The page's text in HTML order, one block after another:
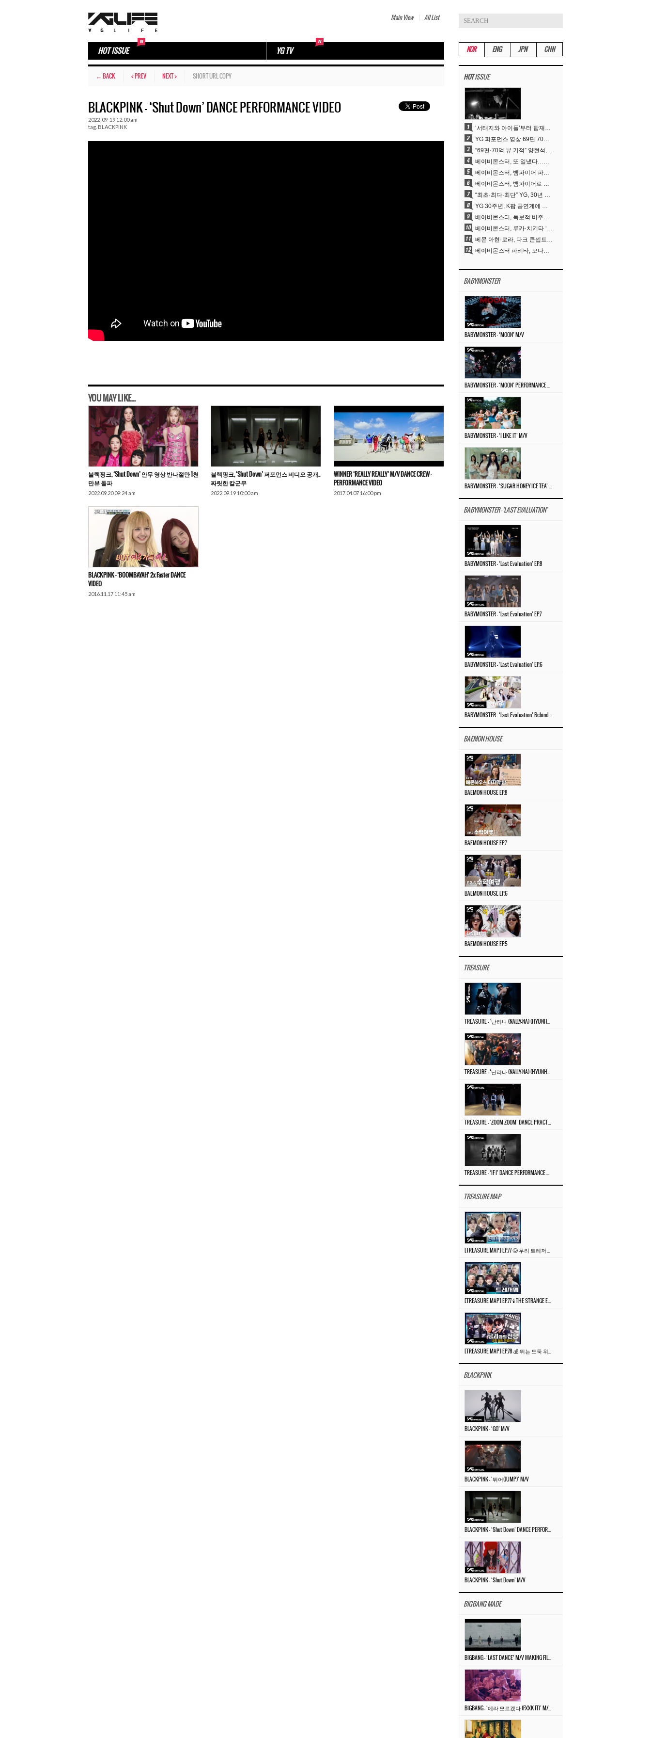
Main View All List
HOT ISSUE YG TV
← BACK < PREV NEXT > SHORT URL COPY
BLACKPINK – ‘Shut Down’ DANCE PERFORMANCE VIDEO
2022-09-19 12:00 am
tag. BLACKPINK
YOU MAY LIKE...
블랙핑크, ‘Shut Down’ 안무 영상 반나절만 1천
만뷰 돌파
2022.09.20 09:24 am
블랙핑크, ‘Shut Down’ 퍼포먼스 비디오 공개..
짜릿한 칼군무
2022.09.19 10:00 am
WINNER ‘REALLY REALLY’ M/V DANCE CREW –
PERFORMANCE VIDEO
2017.04.07 16:00 pm
BLACKPINK – ‘BOOMBAYAH’ 2x Faster DANCE
VIDEO
2016.11.17 11:45 am
KOR ENG JPN CHN
HOTISSUE
‘서태지와 아이들’부터 탑재한 안무DNA…양현석, YG 퍼포먼스 비디오 70억 뷰 신화의 시작
YG 퍼포먼스 영상 69편 70억뷰…양현석 제작 철학 통했다
“69편·70억 뷰 기적” 양현석, YG 퍼포먼스 비디오 100% 직접 만든 이유
베이비몬스터, 또 일냈다…유튜브 월드와이드 1위
베이비몬스터, 뱀파이어 파격 변신..유튜브 트렌딩 1위 직행
베이비몬스터, 뱀파이어로 변신…‘MOON’으로 찍은 3개월 프로젝트
“최초·최다·최단” YG, 30년 뚝심이 빚어낸 K팝 투어의 새 지평
YG 30주년, K팝 공연계에 어떤 것을 남겼나
베이비몬스터, 독보적 비주얼과 압도적 소화력..’MOON’
베이비몬스터, 루카·치키타 ‘문’ 비주얼 공개…절제된 카리스마·유니크 비주얼
베몬 아현·로라, 다크 콘셉트 완벽 소화…’문’ 비주얼 포토 공개
베이비몬스터 파리타, 모나리자 눈썹도 완벽 소화‥아사와 강렬 아우라
BABYMONSTER
BABYMONSTER – ‘MOON’ M/V
BABYMONSTER – ‘I LIKE IT’ M/V
BABYMONSTER - 'LAST EVALUATION'
BABYMONSTER – ‘Last Evaluation’ EP.8
BABYMONSTER – ‘Last Evaluation’ EP.7
BABYMONSTER – ‘Last Evaluation’ EP.6
BAEMON HOUSE
BAEMON HOUSE EP.8
BAEMON HOUSE EP.7
BAEMON HOUSE EP.6
BAEMON HOUSE EP.5
TREASURE
TREASURE MAP
BLACKPINK
BLACKPINK – ‘GO’ M/V
BLACKPINK – ‘뛰어(JUMP)’ M/V
BLACKPINK – ‘Shut Down’ M/V
BIGBANG MADE